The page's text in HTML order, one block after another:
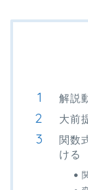
解説
大前
関数
ける